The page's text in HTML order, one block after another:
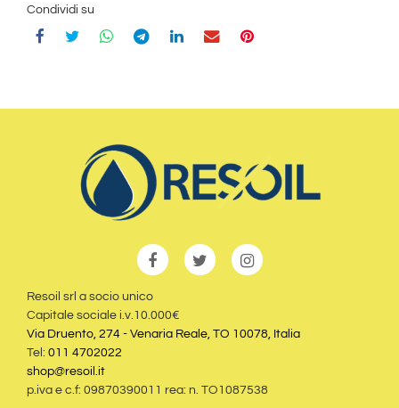
Condividi su
Resoil srl a socio unico
Capitale sociale i.v.10.000€
Via Druento, 274 - Venaria Reale, TO 10078, Italia
Tel: 011 4702022
shop@resoil.it
p.iva e c.f: 09870390011 rea: n. TO1087538